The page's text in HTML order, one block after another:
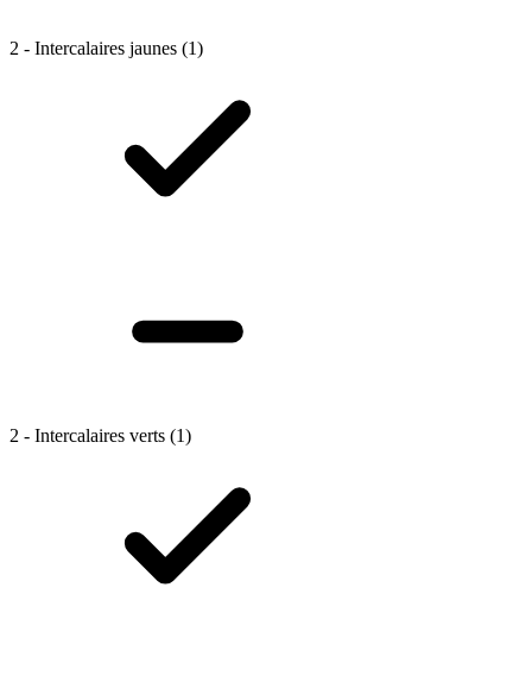
2 - Intercalaires jaunes (1)
2 - Intercalaires verts (1)